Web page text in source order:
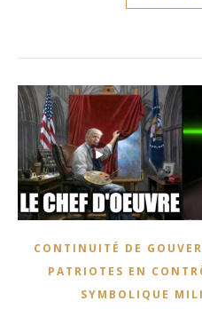
CONTINUITÉ DE
PATRIOTES EN
SYMBOLIQUE